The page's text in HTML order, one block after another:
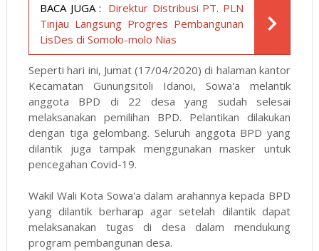
BACA JUGA : Direktur Distribusi PT. PLN
Tinjau Langsung Progres Pembangunan
LisDes di Somolo-molo Nias
Seperti hari ini, Jumat (17/04/2020) di halaman kantor
Kecamatan Gunungsitoli Idanoi, Sowa'a melantik
anggota BPD di 22 desa yang sudah selesai
melaksanakan pemilihan BPD. Pelantikan dilakukan
dengan tiga gelombang. Seluruh anggota BPD yang
dilantik juga tampak menggunakan masker untuk
pencegahan Covid-19.
Wakil Wali Kota Sowa'a dalam arahannya kepada BPD
yang dilantik berharap agar setelah dilantik dapat
melaksanakan tugas di desa dalam mendukung
program pembangunan desa.